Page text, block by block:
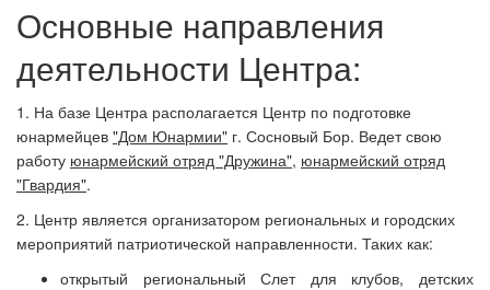
Основные направления
деятельности Центра:
1. На базе Центра располагается Центр по подготовке
юнармейцев "Дом Юнармии" г. Сосновый Бор. Ведет свою
работу юнармейский отряд "Дружина", юнармейский отряд
"Гвардия".
2. Центр является организатором региональных и городских
мероприятий патриотической направленности. Таких как:
открытый региональный Слет для клубов, детских